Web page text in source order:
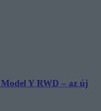
Y RWD – az új